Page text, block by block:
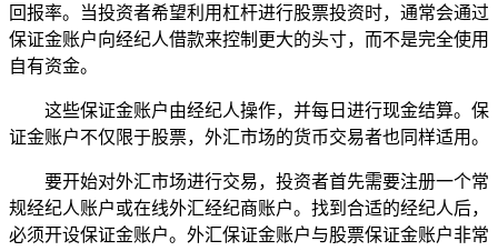
回报率。当投资者希望利用杠杆进行股票投资时，通常会通过
保证金账户向经纪人借款来控制更大的头寸，而不是完全使用
自有资金。
这些保证金账户由经纪人操作，并每日进行现金结算。保
证金账户不仅限于股票，外汇市场的货币交易者也同样适用。
要开始对外汇市场进行交易，投资者首先需要注册一个常
规经纪人账户或在线外汇经纪商账户。找到合适的经纪人后，
必须开设保证金账户。外汇保证金账户与股票保证金账户非常